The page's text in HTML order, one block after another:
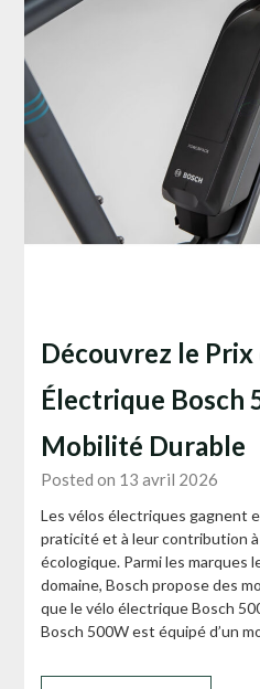
Découvrez le Prix
Électrique Bosch
Mobilité Durable
Posted on 13 avril 2026
Les vélos électriques gagnent
praticité et à leur contribution à
écologique. Parmi les marques
domaine, Bosch propose des
que le vélo électrique Bosch
Bosch 500W est équipé d’un